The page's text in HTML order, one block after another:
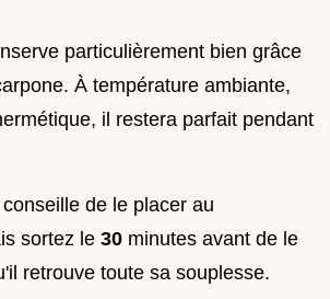
particulièrement bien grâce
À température ambiante,
il restera parfait pendant
de le placer au
sortez le 30 minutes avant de le
retrouve toute sa souplesse.